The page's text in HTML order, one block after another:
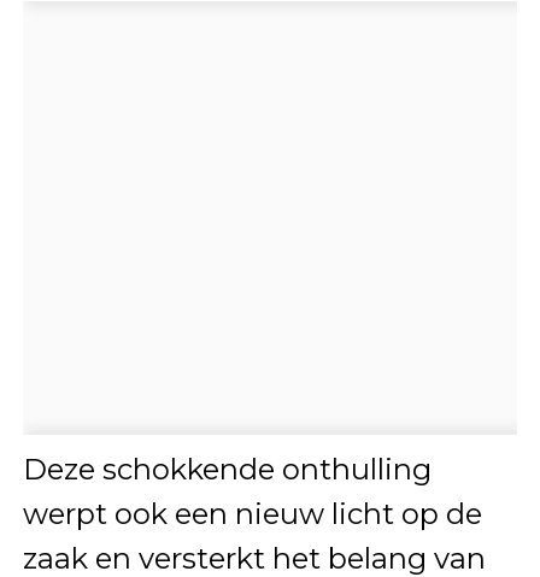
Deze schokkende onthulling
werpt ook een nieuw licht op de
zaak en versterkt het belang van